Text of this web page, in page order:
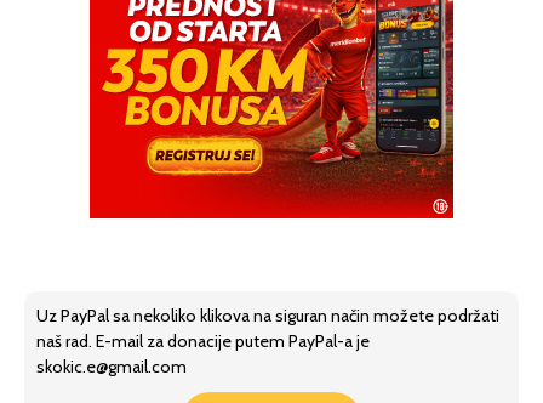
Uz PayPal sa nekoliko klikova na siguran način možete podržati
naš rad. E-mail za donacije putem PayPal-a je
skokic.e@gmail.com